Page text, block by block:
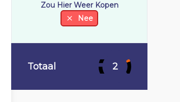
Zou Hier Weer Kopen
Nee
Totaal 2